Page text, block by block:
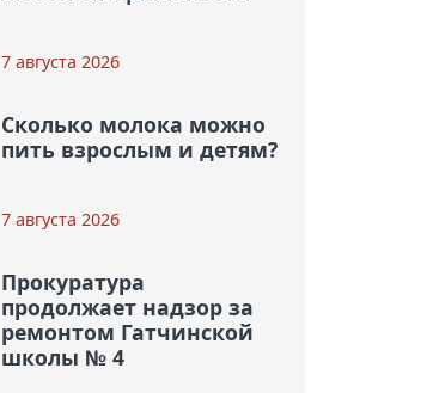
7 августа 2026
Сколько молока можно
пить взрослым и детям?
7 августа 2026
Прокуратура
продолжает надзор за
ремонтом Гатчинской
школы № 4